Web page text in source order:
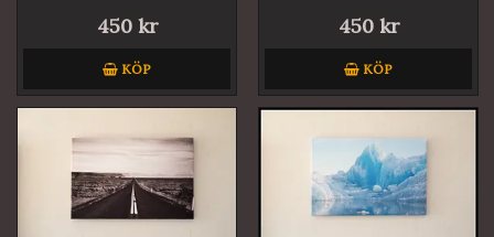
450 kr
KÖP
450 kr
KÖP